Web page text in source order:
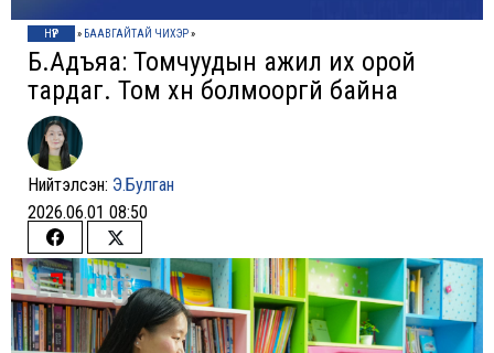
НҮҮР » БААВГАЙТАЙ ЧИХЭР»
Б.Адъяа: Томчуудын ажил их орой
тардаг. Том хүн болмооргүй байна
Нийтэлсэн: Э.Булган
2026.06.01 08:50
Share
on
Facebook
Share
on
Twitter